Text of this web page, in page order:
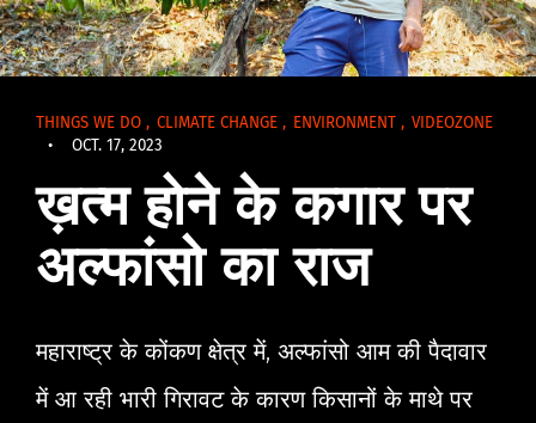
THINGS WE DO , CLIMATE CHANGE , ENVIRONMENT , VIDEOZONE
•
OCT. 17, 2023
ख़त्म होने के कगार पर
अल्फांसो का राज
महाराष्ट्र के कोंकण क्षेत्र में, अल्फांसो आम की पैदावार
में आ रही भारी गिरावट के कारण किसानों के माथे पर